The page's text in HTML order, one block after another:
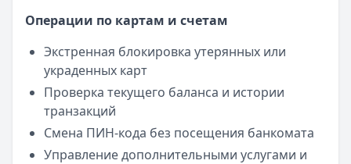
Операции по картам и счетам
Экстренная блокировка утерянных или
украденных карт
Проверка текущего баланса и истории
транзакций
Смена ПИН-кода без посещения банкомата
Управление дополнительными услугами и